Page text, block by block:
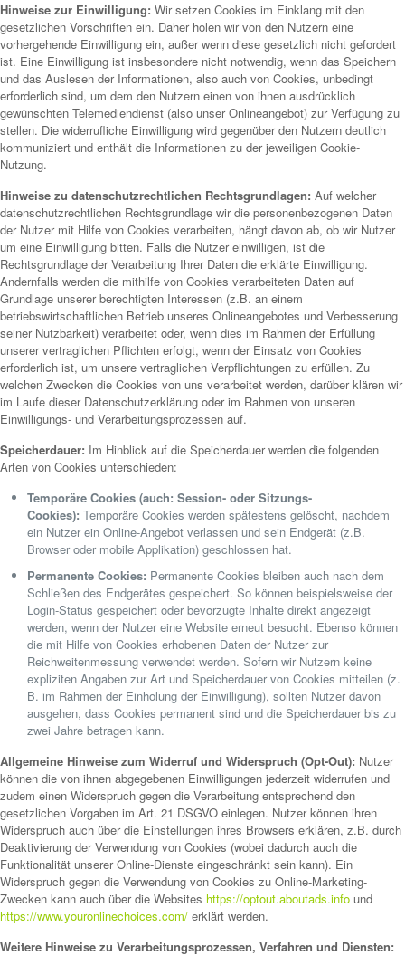
Hinweise zur Einwilligung: Wir setzen Cookies im Einklang mit den
gesetzlichen Vorschriften ein. Daher holen wir von den Nutzern eine
vorhergehende Einwilligung ein, außer wenn diese gesetzlich nicht gefordert
ist. Eine Einwilligung ist insbesondere nicht notwendig, wenn das Speichern
und das Auslesen der Informationen, also auch von Cookies, unbedingt
erforderlich sind, um dem den Nutzern einen von ihnen ausdrücklich
gewünschten Telemediendienst (also unser Onlineangebot) zur Verfügung zu
stellen. Die widerrufliche Einwilligung wird gegenüber den Nutzern deutlich
kommuniziert und enthält die Informationen zu der jeweiligen Cookie-
Nutzung.
Hinweise zu datenschutzrechtlichen Rechtsgrundlagen: Auf welcher
datenschutzrechtlichen Rechtsgrundlage wir die personenbezogenen Daten
der Nutzer mit Hilfe von Cookies verarbeiten, hängt davon ab, ob wir Nutzer
um eine Einwilligung bitten. Falls die Nutzer einwilligen, ist die
Rechtsgrundlage der Verarbeitung Ihrer Daten die erklärte Einwilligung.
Andernfalls werden die mithilfe von Cookies verarbeiteten Daten auf
Grundlage unserer berechtigten Interessen (z.B. an einem
betriebswirtschaftlichen Betrieb unseres Onlineangebotes und Verbesserung
seiner Nutzbarkeit) verarbeitet oder, wenn dies im Rahmen der Erfüllung
unserer vertraglichen Pflichten erfolgt, wenn der Einsatz von Cookies
erforderlich ist, um unsere vertraglichen Verpflichtungen zu erfüllen. Zu
welchen Zwecken die Cookies von uns verarbeitet werden, darüber klären wir
im Laufe dieser Datenschutzerklärung oder im Rahmen von unseren
Einwilligungs- und Verarbeitungsprozessen auf.
Speicherdauer: Im Hinblick auf die Speicherdauer werden die folgenden
Arten von Cookies unterschieden:
Temporäre Cookies (auch: Session- oder Sitzungs-
Cookies): Temporäre Cookies werden spätestens gelöscht, nachdem
ein Nutzer ein Online-Angebot verlassen und sein Endgerät (z.B.
Browser oder mobile Applikation) geschlossen hat.
Permanente Cookies: Permanente Cookies bleiben auch nach dem
Schließen des Endgerätes gespeichert. So können beispielsweise der
Login-Status gespeichert oder bevorzugte Inhalte direkt angezeigt
werden, wenn der Nutzer eine Website erneut besucht. Ebenso können
die mit Hilfe von Cookies erhobenen Daten der Nutzer zur
Reichweitenmessung verwendet werden. Sofern wir Nutzern keine
expliziten Angaben zur Art und Speicherdauer von Cookies mitteilen (z.
B. im Rahmen der Einholung der Einwilligung), sollten Nutzer davon
ausgehen, dass Cookies permanent sind und die Speicherdauer bis zu
zwei Jahre betragen kann.
Allgemeine Hinweise zum Widerruf und Widerspruch (Opt-Out): Nutzer
können die von ihnen abgegebenen Einwilligungen jederzeit widerrufen und
zudem einen Widerspruch gegen die Verarbeitung entsprechend den
gesetzlichen Vorgaben im Art. 21 DSGVO einlegen. Nutzer können ihren
Widerspruch auch über die Einstellungen ihres Browsers erklären, z.B. durch
Deaktivierung der Verwendung von Cookies (wobei dadurch auch die
Funktionalität unserer Online-Dienste eingeschränkt sein kann). Ein
Widerspruch gegen die Verwendung von Cookies zu Online-Marketing-
Zwecken kann auch über die Websites https://optout.aboutads.info und
https://www.youronlinechoices.com/ erklärt werden.
Weitere Hinweise zu Verarbeitungsprozessen, Verfahren und Diensten: